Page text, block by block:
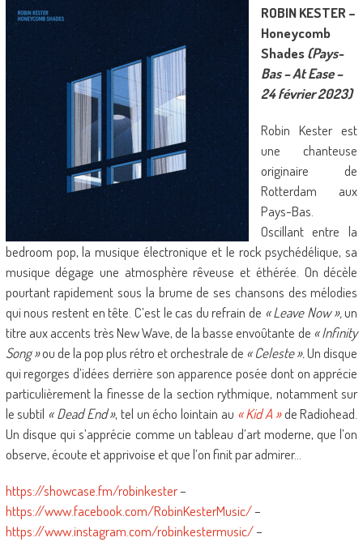
ROBIN KESTER –
Honeycomb
Shades(Pays-
Bas – At Ease –
24 février 2023)
Robin Kester est
une chanteuse
originaire de
Rotterdam aux
Pays-Bas.
Oscillant entre la
bedroom pop, la musique électronique et le rock psychédélique, sa
musique dégage une atmosphère rêveuse et éthérée. On décèle
pourtant rapidement sous la brume de ses chansons des mélodies
qui nous restent en tête. C’est le cas du refrain de « Leave Now »,un
titre aux accents très New Wave, de la basse envoûtante de « Infinity
Song »ou de la pop plus rétro et orchestrale de « Celeste ».Un disque
qui regorges d’idées derrière son apparence posée dont on apprécie
particulièrement la finesse de la section rythmique, notamment sur
le subtil « Dead End », tel un écho lointain au « Kid A »de Radiohead.
Un disque qui s’apprécie comme un tableau d’art moderne, que l’on
observe, écoute et apprivoise et que l’on finit par admirer…
https://showcase.fm/robinkester–
https://www.facebook.com/RobinKesterMusic/–
https://www.instagram.com/robinkestermusic/–